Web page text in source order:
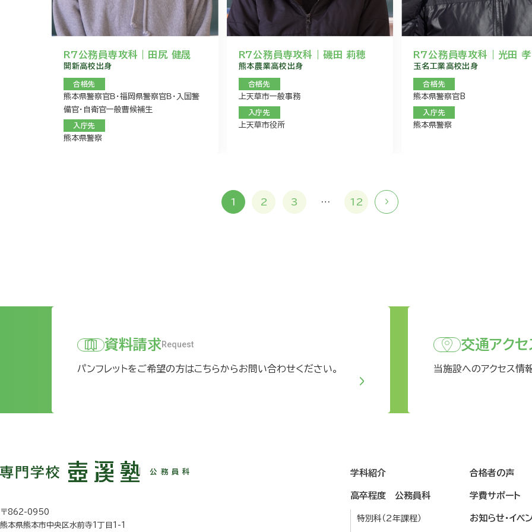
R7公務員専攻科｜田尻 健晟
開新高校出身
合格先
熊本県警察官Ｂ・福岡県警察官Ｂ・入国警
備官・自衛官一般曹候補生
入庁先
熊本県警察
R7公務員専攻科｜磯田 莉穂
熊本農業高校出身
合格先
上天草市一般事務
入庁先
上天草市役所
R7公務員専攻科｜光田
玉名工業高校出身
合格先
熊本県警察官B
入庁先
熊本県警察
1 2 3 … 12
資料請求Request
パンフレットをご希望の方はこちらからお問い合わせください。
交通アクセ
当施設へのアクセス情
公務員科
〒862-0950
熊本県熊本市中央区水前寺1丁目1-1
学科紹介
高卒程度 公務員科
特別科（2年課程）
合格者の声
学費サポート
お知らせ・イベ